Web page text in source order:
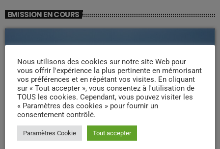
EMISSION EN COURS
LA MATINALE
Pipirit Matinale
06:00 - 10:00
Nous utilisons des cookies sur notre site Web pour
vous offrir l'expérience la plus pertinente en mémorisant
vos préférences et en répétant vos visites. En cliquant
sur « Tout accepter », vous consentez à l'utilisation de
TOUS les cookies. Cependant, vous pouvez visiter les
« Paramètres des cookies » pour fournir un
consentement contrôlé.
Paramètres Cookie Tout accepter